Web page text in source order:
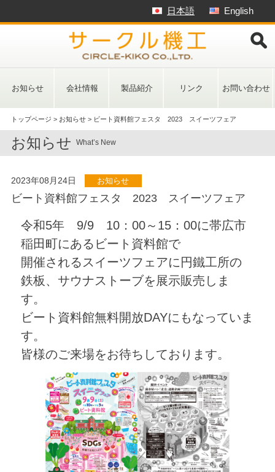
Skip
to
content
English
日本語
お知らせ 会社情報 製品紹介 リンク お問い合わせ
トップページ > お知らせ> ビート資料館フェスタ 2023 スイーツフェア
お知らせ What’s New
2023年08月24日 お知らせ
ビート資料館フェスタ 2023 スイーツフェア
令和5年 9/9 10：00～15：00に帯広市
稲田町にあるビート資料館で
開催されるスイーツフェアに円鐵工所の
鉄板、サウナストーブを展示販売しま
す。
ビート資料館無料開放DAYにもなっていま
す。
皆様のご来場をお待ちしております。